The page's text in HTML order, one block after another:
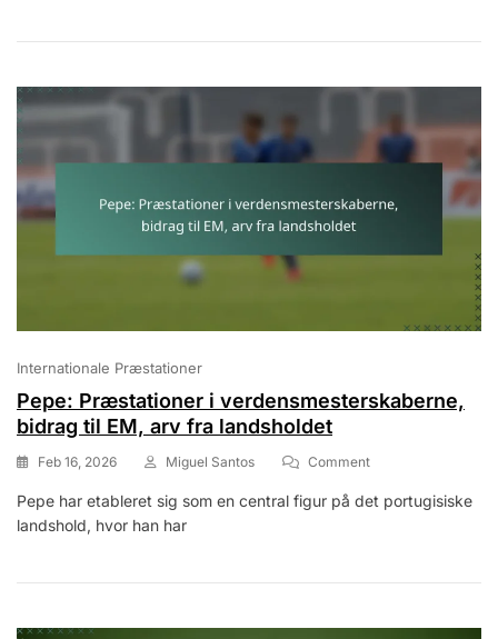
Euro
Arv
Internationale Præstationer
Pepe: Præstationer i verdensmesterskaberne,
bidrag til EM, arv fra landsholdet
Feb 16, 2026 Miguel Santos CommentOn
Præstationer
Til
Arv
Pepe har etableret sig som en central figur på det portugisiske
landshold, hvor han har